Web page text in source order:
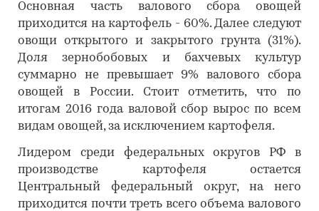
Основная часть валового сбора овощей
приходится на картофель - 60%. Далее следуют
овощи открытого и закрытого грунта (31%).
Доля зернобобовых и бахчевых культур
суммарно не превышает 9% валового сбора
овощей в России. Стоит отметить, что по
итогам 2016 года валовой сбор вырос по всем
видам овощей, за исключением картофеля.
Лидером среди федеральных округов РФ в
производстве картофеля остается
Центральный федеральный округ, на него
приходится почти треть всего объема валового